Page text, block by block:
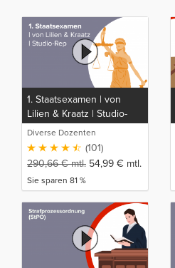
1. Staatsexamen | von
Lilien & Kraatz | Studio-
Rep
Diverse Dozenten
(101)
290,66€mtl. 54,99 € mtl.
Sie sparen 81 %